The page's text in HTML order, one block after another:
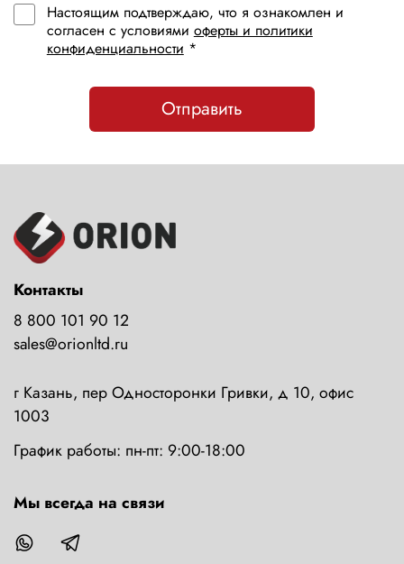
Настоящим подтверждаю, что я ознакомлен и
согласен с условиями оферты и политики
конфиденциальности *
Отправить
Контакты
8 800 101 90 12
sales@orionltd.ru
г Казань, пер Односторонки Гривки, д 10, офис
1003
График работы: пн-пт: 9:00-18:00
Мы всегда на связи